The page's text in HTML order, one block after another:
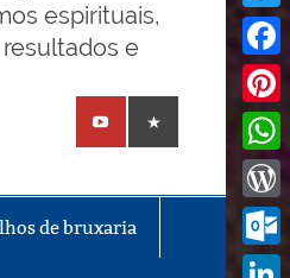
espirituais,
e
de bruxaria
Mail